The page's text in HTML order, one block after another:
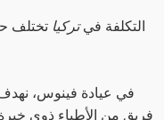
التكلفة فيتركيا تختلف
في عيادة فينوس، نهدف